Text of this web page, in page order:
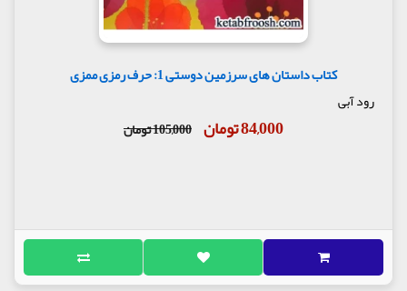
کتاب داستان های سرزمین دوستی 1: حرف رمزی ممزی
رود آبی
84,000 تومان 105,000 تومان